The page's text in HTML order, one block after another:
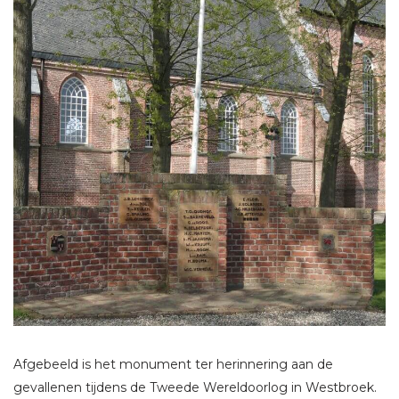
Afgebeeld is het monument ter herinnering aan de
gevallenen tijdens de Tweede Wereldoorlog in Westbroek.